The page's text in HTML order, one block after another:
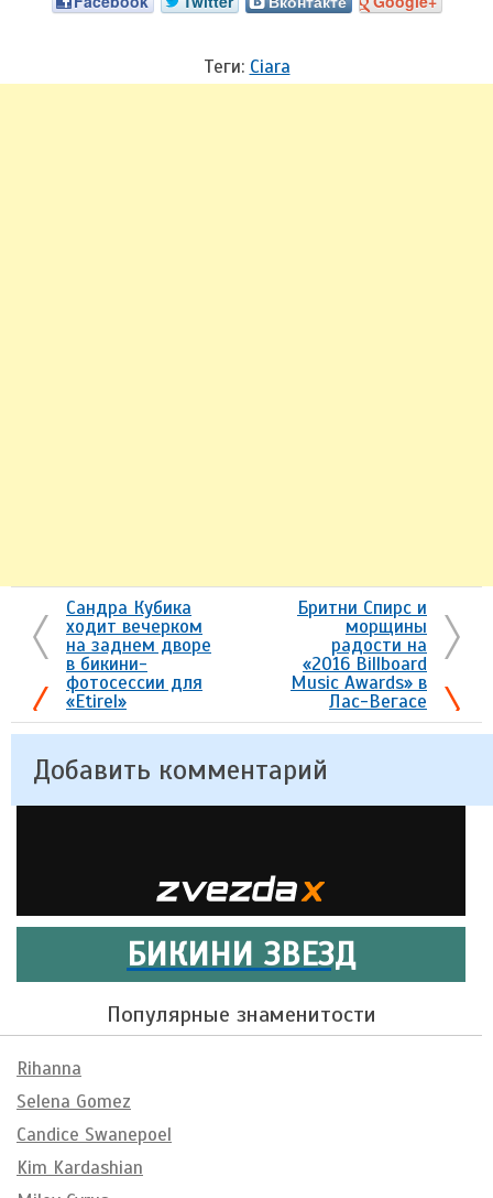
Теги: Ciara
Сандра Кубика
ходит вечерком
на заднем дворе
в бикини-
фотосессии для
«Etirel»
Бритни Спирс и
морщины
радости на
«2016 Billboard
Music Awards» в
Лас-Вегасе
Добавить комментарий
БИКИНИ ЗВЕЗД
Популярные знаменитости
Rihanna
Selena Gomez
Candice Swanepoel
Kim Kardashian